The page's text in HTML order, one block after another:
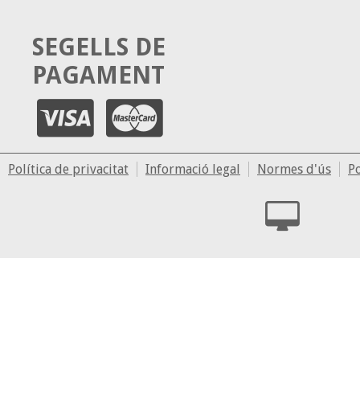
SEGELLS DE
PAGAMENT
Política de privacitat Informació legal Normes d'ús